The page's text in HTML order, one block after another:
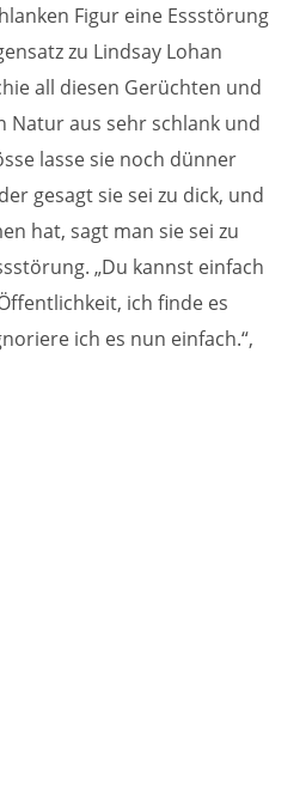
Figur eine Essstörung
zu Lindsay Lohan
all diesen Gerüchten und
Natur aus sehr schlank und
lasse sie noch dünner
gesagt sie sei zu dick, und
hat, sagt man sie sei zu
„Du kannst einfach
ich finde es
ich es nun einfach.“,